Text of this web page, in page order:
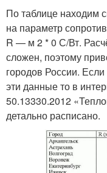
По таблице находим
на параметр
R — м 2 * 0 С/Вт.
сложен, поэтому
городов России.
эти данные то в
50.13330.2012
детально расписано.